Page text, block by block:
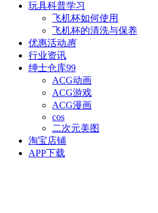
玩具科普学习
飞机杯如何使用
飞机杯的清洗与保养
优惠活动惠
行业资讯
绅士仓库99
ACG动画
ACG游戏
ACG漫画
cos
二次元美图
淘宝店铺
APP下载